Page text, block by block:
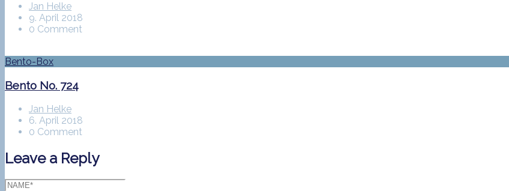
Jan Helke
9. April 2018
0 Comment
Bento-Box
Bento No. 724
Jan Helke
6. April 2018
0 Comment
Leave a Reply